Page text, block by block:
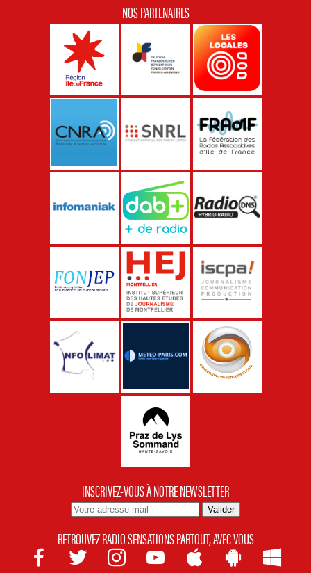
NOS PARTENAIRES
INSCRIVEZ-VOUS À NOTRE NEWSLETTER
RETROUVEZ RADIO SENSATIONS PARTOUT, AVEC VOUS
      